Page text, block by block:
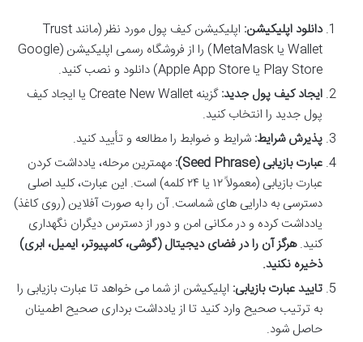
دانلود اپلیکیشن:
اپلیکیشن کیف پول مورد نظر (مانند Trust
Wallet یا MetaMask) را از فروشگاه رسمی اپلیکیشن (Google
Play Store یا Apple App Store) دانلود و نصب کنید.
ایجاد کیف پول جدید:
گزینه Create New Wallet یا ایجاد کیف
پول جدید را انتخاب کنید.
پذیرش شرایط: شرایط و ضوابط را مطالعه و تأیید کنید.
عبارت بازیابی (Seed Phrase):
مهمترین مرحله، یادداشت کردن
عبارت بازیابی (معمولاً ۱۲ یا ۲۴ کلمه) است. این عبارت، کلید اصلی
دسترسی به دارایی های شماست. آن را به صورت آفلاین (روی کاغذ)
یادداشت کرده و در مکانی امن و دور از دسترس دیگران نگهداری
کنید.هرگز آن را در فضای دیجیتال (گوشی، کامپیوتر، ایمیل، ابری)
ذخیره نکنید.
تایید عبارت بازیابی: اپلیکیشن از شما می خواهد تا عبارت بازیابی را
به ترتیب صحیح وارد کنید تا از یادداشت برداری صحیح اطمینان
حاصل شود.